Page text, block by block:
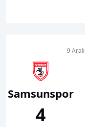
Samsunspor
4
9